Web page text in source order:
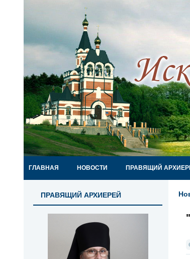
ГЛАВНАЯ НОВОСТИ ПРАВЯЩИЙ
ПРАВЯЩИЙ АРХИЕРЕЙ